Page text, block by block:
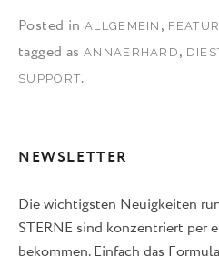
Posted in ALLGEMEIN ,
tagged asANNAERHARD ,
SUPPORT.
NEWSLETTER
Die wichtigsten Neuigkeiten
STERNE sind konzentriert per